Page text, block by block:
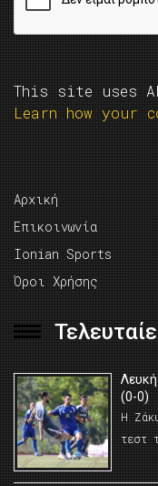
This site uses
Learn how your
Αρχική
Επικοινωνία
Ionian Sports
Όροι Χρήσης
(0-0)
Η
τεστ